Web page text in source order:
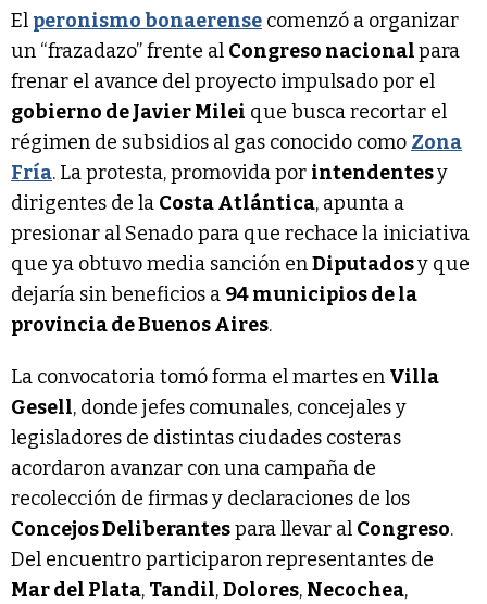
El peronismo bonaerense comenzó a organizar
un “frazadazo” frente al Congreso nacionalpara
frenar el avance del proyecto impulsado por el
gobierno de Javier Milei que busca recortar el
régimen de subsidios al gas conocido como Zona
Fría. La protesta, promovida por intendentesy
dirigentes de la Costa Atlántica, apunta a
presionar al Senado para que rechace la iniciativa
que ya obtuvo media sanción enDiputadosy que
dejaría sin beneficios a 94 municipios de la
provincia de Buenos Aires.
La convocatoria tomó forma el martes en Villa
Gesell, donde jefes comunales, concejales y
legisladores de distintas ciudades costeras
acordaron avanzar con una campaña de
recolección de firmas y declaraciones de los
Concejos Deliberantespara llevar al Congreso.
Del encuentro participaron representantes de
Mar del Plata, Tandil,Dolores, Necochea,